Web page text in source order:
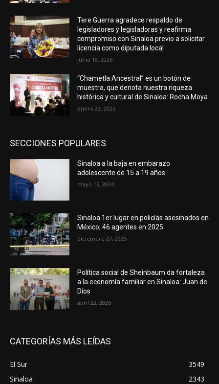
Tere Guerra agradece respaldo de
legisladores y legisladoras y reafirma
compromiso con Sinaloa previo a solicitar
licencia como diputada local
junio 18, 2026
“Chametla Ancestral” es un botón de
muestra, que denota nuestra riqueza
histórica y cultural de Sinaloa: Rocha Moya
enero 23, 2025
SECCIONES POPULARES
Sinaloa a la baja en embarazo
adolescente de 15 a 19 años
mayo 16, 2024
Sinaloa 1er lugar en policías asesinados en
México; 46 agentes en 2025
diciembre 27, 2025
Política social de Sheinbaum da fortaleza
a la economía familiar en Sinaloa: Juan de
Dios
abril 22, 2026
CATEGORÍAS MÁS LEÍDAS
El Sur
3549
Sinaloa
2343